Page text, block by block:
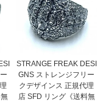
STRANGE FREAK DESI
GNS ストレンジフリー
クデザインス 正規代理
店 SFD リング《送料無